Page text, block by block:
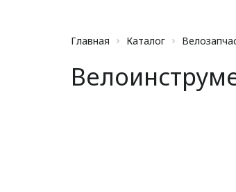
Главная Каталог